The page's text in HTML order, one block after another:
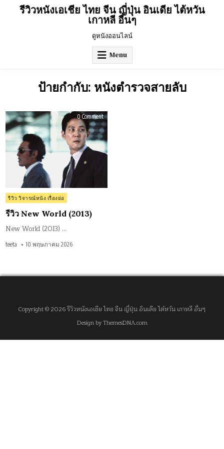
รีวิวหนังเอเชีย ไทย จีน ญี่ปุ่น อินเดีย ไต้หวัน
เกาหลี อื่นๆ
ดูหนังออนไลน์
Menu
ป้ายกำกับ: หนังตำรวจสายลับ
0 Commenton
รีวิว
New
World
(2013)
Posted
in
รีวิว วิจารณ์หนัง เรื่องย่อ
รีวิว New World (2013)
New World (2013) …
teeta 10 พฤษภาคม 2026
Copyright © 2026 รีวิวหนังเอเชีย ไทย จีน ญี่ปุ่น อินเดีย ไต้หวัน เกาหลี อื่นๆ
Design by ThemesDNA.com